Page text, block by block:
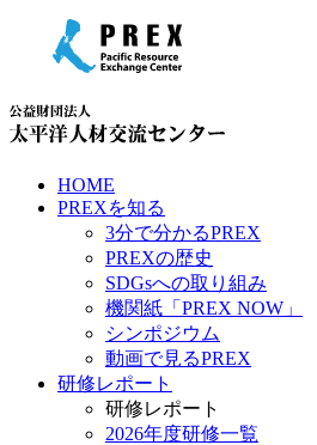
HOME
PREXを知る
3分で分かるPREX
PREXの歴史
SDGsへの取り組み
機関紙「PREX NOW」
シンポジウム
動画で見るPREX
研修レポート
研修レポート
2026年度研修一覧